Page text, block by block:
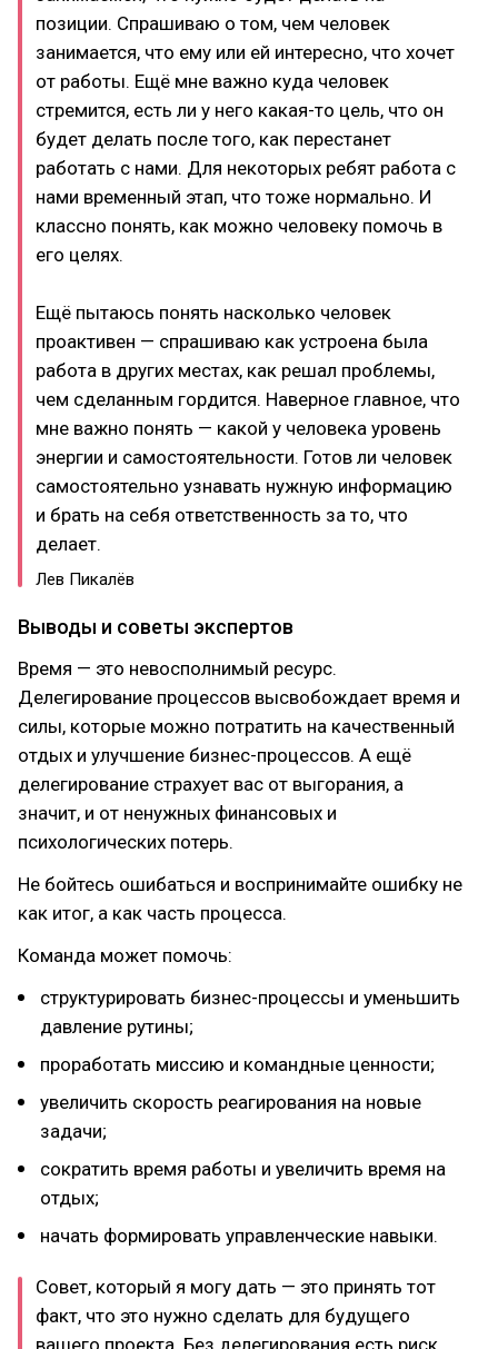
позиции. Спрашиваю о том, чем человек
занимается, что ему или ей интересно, что хочет
от работы. Ещё мне важно куда человек
стремится, есть ли у него какая-то цель, что он
будет делать после того, как перестанет
работать с нами. Для некоторых ребят работа с
нами временный этап, что тоже нормально. И
классно понять, как можно человеку помочь в
его целях.
Ещё пытаюсь понять насколько человек
проактивен — спрашиваю как устроена была
работа в других местах, как решал проблемы,
чем сделанным гордится. Наверное главное, что
мне важно понять — какой у человека уровень
энергии и самостоятельности. Готов ли человек
самостоятельно узнавать нужную информацию
и брать на себя ответственность за то, что
делает.
Лев Пикалёв
Выводы и советы экспертов
Время — это невосполнимый ресурс.
Делегирование процессов высвобождает время и
силы, которые можно потратить на качественный
отдых и улучшение бизнес-процессов. А ещё
делегирование страхует вас от выгорания, а
значит, и от ненужных финансовых и
психологических потерь.
Не бойтесь ошибаться и воспринимайте ошибку не
как итог, а как часть процесса.
Команда может помочь:
структурировать бизнес-процессы и уменьшить
давление рутины;
проработать миссию и командные ценности;
увеличить скорость реагирования на новые
задачи;
сократить время работы и увеличить время на
отдых;
начать формировать управленческие навыки.
Совет, который я могу дать — это принять тот
факт, что это нужно сделать для будущего
вашего проекта. Без делегирования есть риск